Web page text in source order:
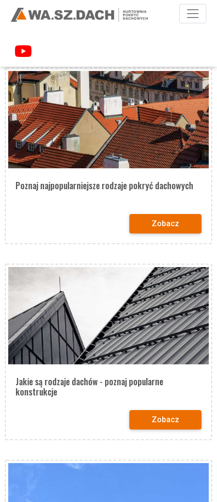
Poznaj najpopularniejsze rodzaje pokryć dachowych
Zobacz
Jakie są rodzaje dachów - poznaj popularne
konstrukcje
Zobacz